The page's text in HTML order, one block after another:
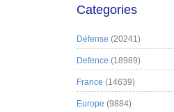
Categories
Défense (20241)
Defence (18989)
France (14639)
Europe (9884)